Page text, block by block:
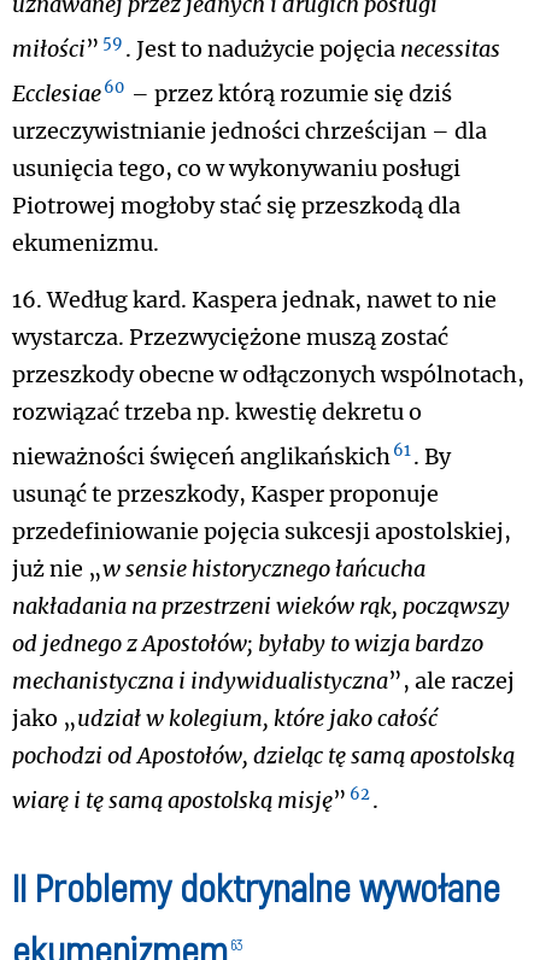
miłości” 59 . Jest to nadużycie pojęcia necessitas
Ecclesiae60 – przez którą rozumie się dziś
urzeczywistnianie jedności chrześcijan – dla
usunięcia tego, co w wykonywaniu posługi
Piotrowej mogłoby stać się przeszkodą dla
ekumenizmu.
16. Według kard. Kaspera jednak, nawet to nie
wystarcza. Przezwyciężone muszą zostać
przeszkody obecne w odłączonych wspólnotach,
rozwiązać trzeba np. kwestię dekretu o
nieważności święceń anglikańskich61 . By
usunąć te przeszkody, Kasper proponuje
przedefiniowanie pojęcia sukcesji apostolskiej,
już nie „w sensie historycznego łańcucha
nakładania na przestrzeni wieków rąk, począwszy
od jednego z Apostołów; byłaby to wizja bardzo
mechanistyczna i indywidualistyczna”, ale raczej
jako „udział w kolegium, które jako całość
pochodzi od Apostołów, dzieląc tę samą apostolską
wiarę i tę samą apostolską misję” 62.
II Problemy doktrynalne wywołane
ekumenizmem63